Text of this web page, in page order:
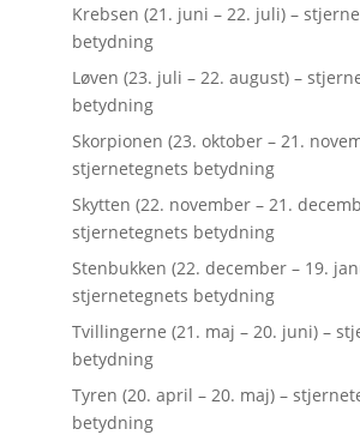
Krebsen (21. juni – 22. juli) –
betydning
Løven (23. juli – 22. august) –
betydning
Skorpionen (23. oktober – 21.
stjernetegnets betydning
Skytten (22. november – 21.
stjernetegnets betydning
Stenbukken (22. december – 19.
stjernetegnets betydning
Tvillingerne (21. maj – 20. juni) –
betydning
Tyren (20. april – 20. maj) –
betydning